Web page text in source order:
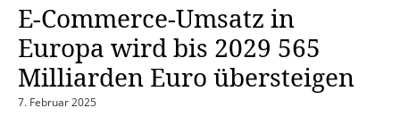
E-Commerce-Umsatz in
Europa wird bis 2029 565
Milliarden Euro übersteigen
7. Februar 2025